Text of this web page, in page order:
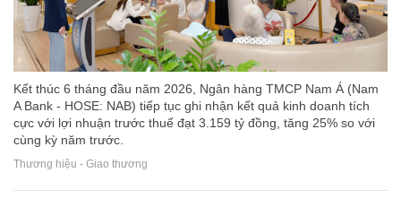
Kết thúc 6 tháng đầu năm 2026, Ngân hàng TMCP Nam Á (Nam
A Bank - HOSE: NAB) tiếp tục ghi nhận kết quả kinh doanh tích
cực với lợi nhuận trước thuế đạt 3.159 tỷ đồng, tăng 25% so với
cùng kỳ năm trước.
Thương hiệu - Giao thương